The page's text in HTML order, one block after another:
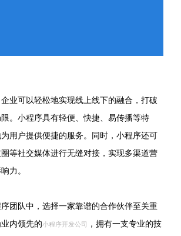
业可以轻松地实现线上线下的融合，打破
。小程序具有轻便、快捷、易传播等特
用户提供便捷的服务。同时，小程序还可
等社交媒体进行无缝对接，实现多渠道营
力。
团队中，选择一家靠谱的合作伙伴至关重
内领先的小程序开发公司
，拥有一支专业的技